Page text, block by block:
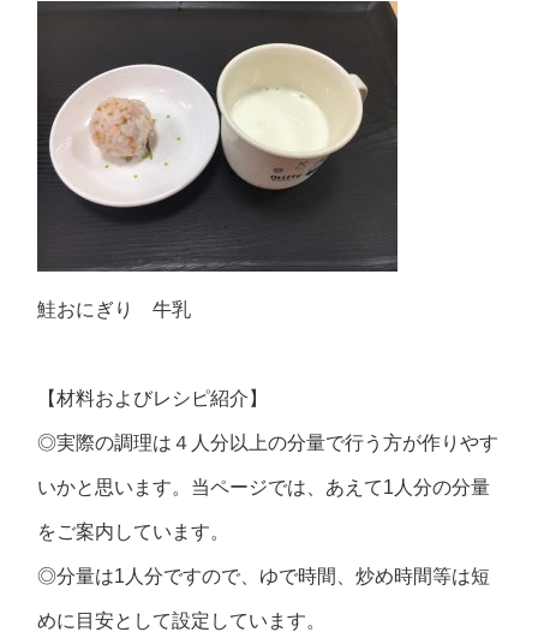
鮭おにぎり 牛乳
【材料およびレシピ紹介】
◎実際の調理は４人分以上の分量で行う方が作りやす
いかと思います。当ページでは、あえて1人分の分量
をご案内しています。
◎分量は1人分ですので、ゆで時間、炒め時間等は短
めに目安として設定しています。